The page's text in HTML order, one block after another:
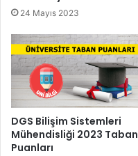
24 Mayıs 2023
DGS Bilişim Sistemleri
Mühendisliği 2023 Taban
Puanları